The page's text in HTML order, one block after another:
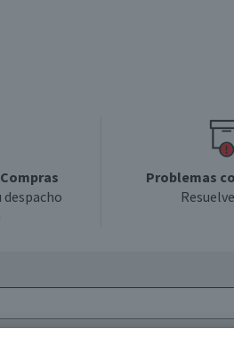
Problemas